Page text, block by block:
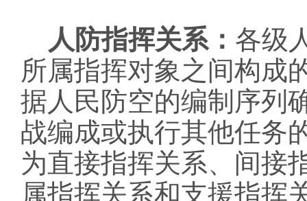
人防指挥关系： 各级
所属指挥对象之间构成
据人民防空的编制序列
战编成或执行其他任务
为直接指挥关系、间接
属指挥关系和支援指挥